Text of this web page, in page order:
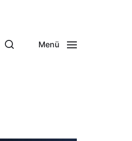
Menü